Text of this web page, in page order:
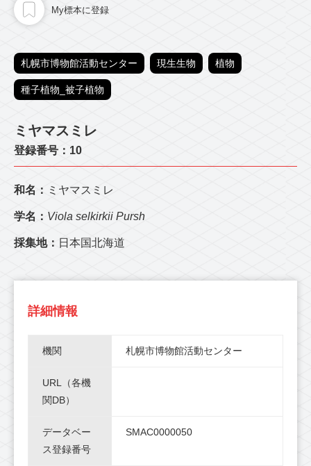
My標本に登録
札幌市博物館活動センター 現生生物 植物
種子植物_被子植物
ミヤマスミレ
登録番号：10
和名： ミヤマスミレ
学名： Viola selkirkii Pursh
採集地： 日本国北海道
詳細情報
機関 札幌市博物館活動センター
URL（各機
関DB）
データベー
ス登録番号
SMAC0000050